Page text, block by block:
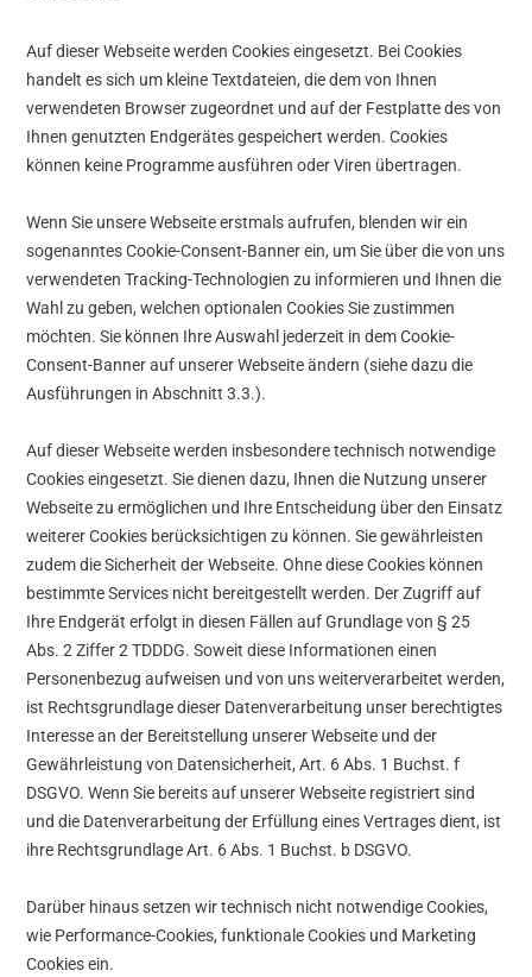
Auf dieser Webseite werden Cookies eingesetzt. Bei Cookies
handelt es sich um kleine Textdateien, die dem von Ihnen
verwendeten Browser zugeordnet und auf der Festplatte des von
Ihnen genutzten Endgerätes gespeichert werden. Cookies
können keine Programme ausführen oder Viren übertragen.
Wenn Sie unsere Webseite erstmals aufrufen, blenden wir ein
sogenanntes Cookie-Consent-Banner ein, um Sie über die von uns
verwendeten Tracking-Technologien zu informieren und Ihnen die
Wahl zu geben, welchen optionalen Cookies Sie zustimmen
möchten. Sie können Ihre Auswahl jederzeit in dem Cookie-
Consent-Banner auf unserer Webseite ändern (siehe dazu die
Ausführungen in Abschnitt 3.3.).
Auf dieser Webseite werden insbesondere technisch notwendige
Cookies eingesetzt. Sie dienen dazu, Ihnen die Nutzung unserer
Webseite zu ermöglichen und Ihre Entscheidung über den Einsatz
weiterer Cookies berücksichtigen zu können. Sie gewährleisten
zudem die Sicherheit der Webseite. Ohne diese Cookies können
bestimmte Services nicht bereitgestellt werden. Der Zugriff auf
Ihre Endgerät erfolgt in diesen Fällen auf Grundlage von § 25
Abs. 2 Ziffer 2 TDDDG. Soweit diese Informationen einen
Personenbezug aufweisen und von uns weiterverarbeitet werden,
ist Rechtsgrundlage dieser Datenverarbeitung unser berechtigtes
Interesse an der Bereitstellung unserer Webseite und der
Gewährleistung von Datensicherheit, Art. 6 Abs. 1 Buchst. f
DSGVO. Wenn Sie bereits auf unserer Webseite registriert sind
und die Datenverarbeitung der Erfüllung eines Vertrages dient, ist
ihre Rechtsgrundlage Art. 6 Abs. 1 Buchst. b DSGVO.
Darüber hinaus setzen wir technisch nicht notwendige Cookies,
wie Performance-Cookies, funktionale Cookies und Marketing
Cookies ein.